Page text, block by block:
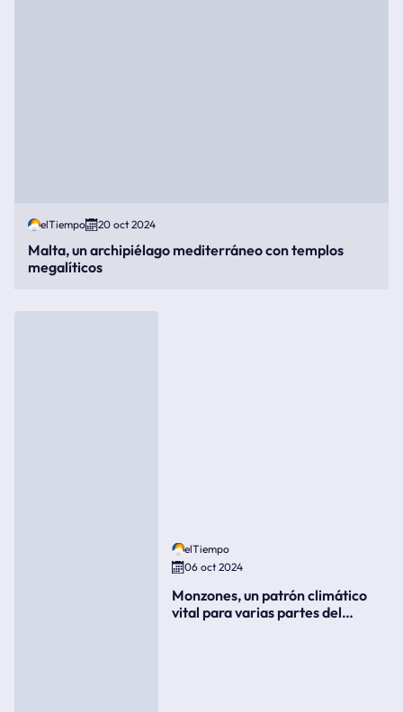
elTiempo 20 oct 2024
Malta, un archipiélago mediterráneo con templos
megalíticos
elTiempo
06 oct 2024
Monzones, un patrón climático
vital para varias partes del